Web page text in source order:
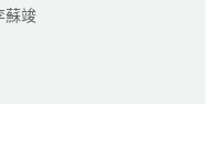
蘇竣